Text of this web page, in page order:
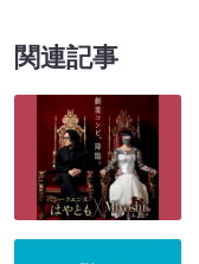
関連記事